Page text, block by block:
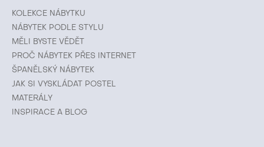
KOLEKCE NÁBYTKU
NÁBYTEK PODLE STYLU
MĚLI BYSTE VĚDĚT
PROČ NÁBYTEK PŘES INTERNET
ŠPANĚLSKÝ NÁBYTEK
JAK SI VYSKLÁDAT POSTEL
MATERÁLY
INSPIRACE A BLOG